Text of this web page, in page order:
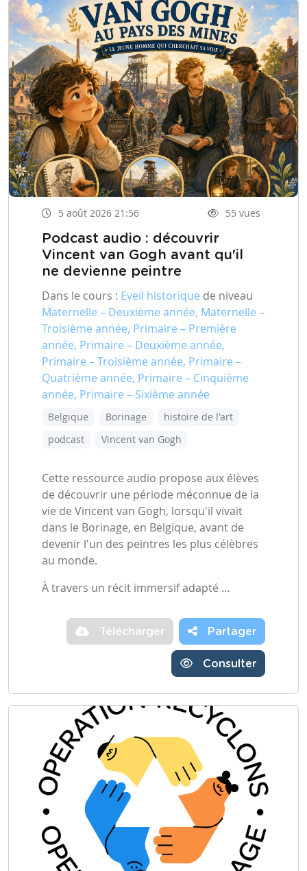
5 août 2026 21:56 55 vues
Podcast audio : découvrir
Vincent van Gogh avant qu'il
ne devienne peintre
Dans le cours : Eveil historique de niveau
Maternelle – Deuxième année, Maternelle –
Troisième année, Primaire – Première
année, Primaire – Deuxième année,
Primaire – Troisième année, Primaire –
Quatrième année, Primaire – Cinquième
année, Primaire – Sixième année
Belgique Borinage
histoire de l'art
podcast
Vincent van Gogh
Cette ressource audio propose aux élèves
de découvrir une période méconnue de la
vie de Vincent van Gogh, lorsqu'il vivait
dans le Borinage, en Belgique, avant de
devenir l'un des peintres les plus célèbres
au monde.
À travers un récit immersif adapté …
Télécharger Partager
Consulter